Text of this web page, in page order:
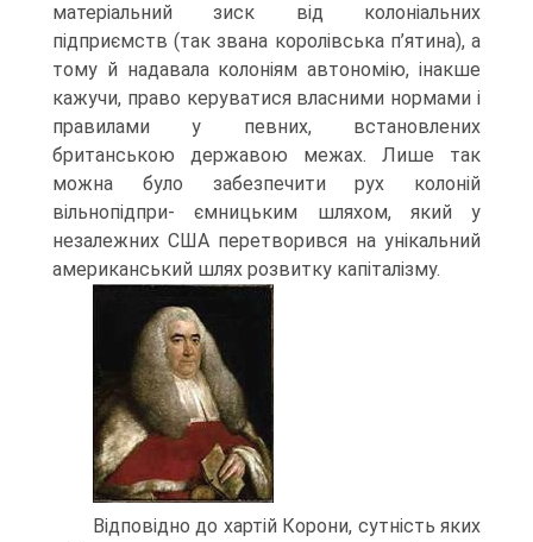
матеріальний зиск від колоніальних
підприємств (так звана королівська п’ятина), а
тому й надавала колоніям автономію, інакше
кажучи, право керуватися власними нормами і
правилами у певних, встановлених
британською державою межах. Лише так
можна було забезпечити рух колоній
вільнопідпри- ємницьким шляхом, який у
незалежних США перетворився на унікальний
американський шлях розвитку капіталізму.
Відповідно до хартій Корони, сутність яких